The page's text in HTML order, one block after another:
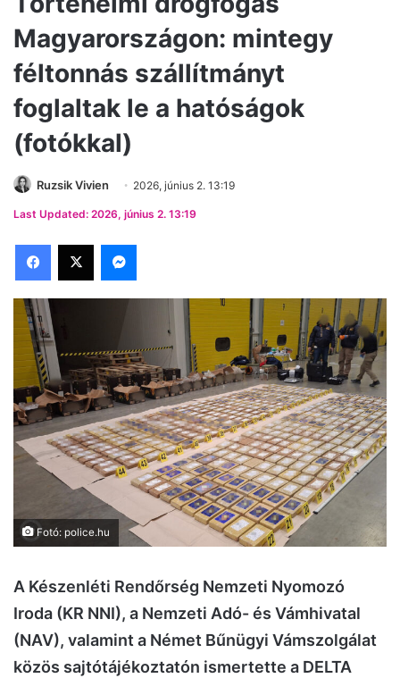
Magyarországon: mintegy
féltonnás szállítmányt
foglaltak le a hatóságok
(fotókkal)
Ruzsik Vivien 2026, június 2. 13:19
Last Updated: 2026, június 2. 13:19
Facebook
X Messenger
Fotó: police.hu
A Készenléti Rendőrség Nemzeti Nyomozó
Iroda (KR NNI), a Nemzeti Adó- és Vámhivatal
(NAV), valamint a Német Bűnügyi Vámszolgálat
közös sajtótájékoztatón ismertette a DELTA